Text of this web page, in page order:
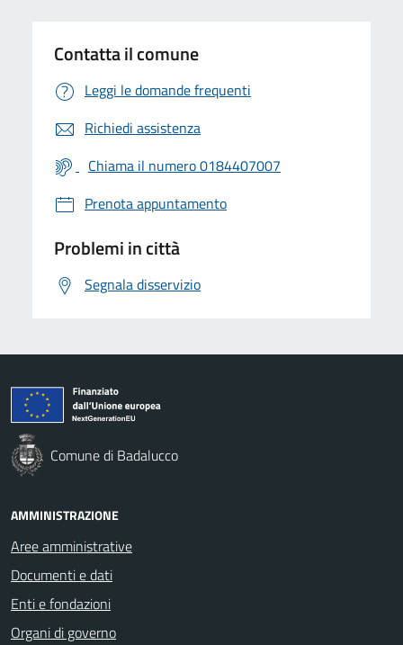
Contatta il comune
Leggi le domande frequenti
Richiedi assistenza
Chiama il numero 0184407007
Prenota appuntamento
Problemi in città
Segnala disservizio
Comune di Badalucco
AMMINISTRAZIONE
Aree amministrative
Documenti e dati
Enti e fondazioni
Organi di governo